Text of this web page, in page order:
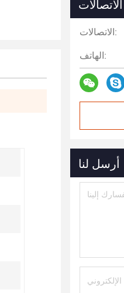
الاتصالات
الاتصالات:
الهاتف:
أرسل لنا